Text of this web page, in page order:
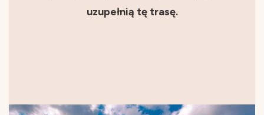
uzupełnią tę trasę.